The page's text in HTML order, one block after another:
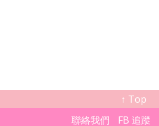
↑ Top
聯絡我們
FB 追蹤